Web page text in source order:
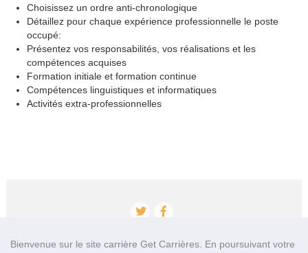
Bienvenue sur le site carrière Get Carrières. En poursuivant votre
Choisissez un ordre anti-chronologique
Détaillez pour chaque expérience professionnelle le poste
occupé:
Présentez vos responsabilités, vos réalisations et les
compétences acquises
Formation initiale et formation continue
Compétences linguistiques et informatiques
Activités extra-professionnelles